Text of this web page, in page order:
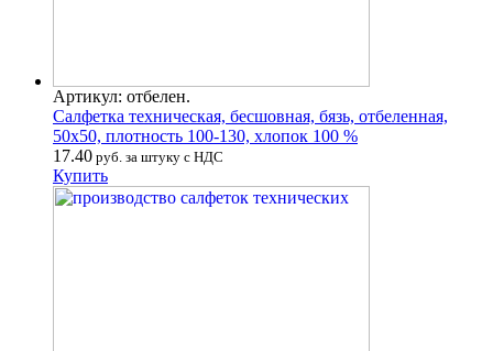
Артикул: отбелен.
Салфетка техническая, бесшовная, бязь, отбеленная,
50х50, плотность 100-130, хлопок 100 %
17.40 руб. за штуку с НДС
Купить